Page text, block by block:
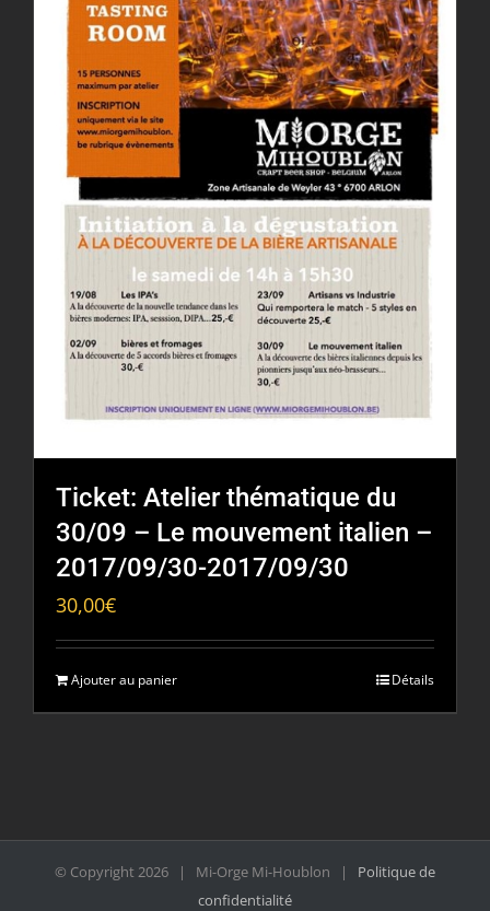
Ticket: Atelier thématique du
30/09 – Le mouvement italien –
2017/09/30-2017/09/30
30,00€
Ajouter au panier Détails
© Copyright 2026 | Mi-Orge Mi-Houblon | Politique de
confidentialité